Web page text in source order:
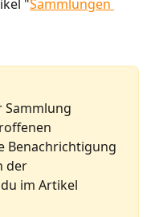
"Sammlungen
Sammlung
Benachrichtigung
der
im Artikel